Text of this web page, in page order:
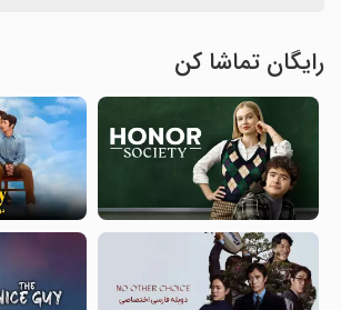
رایگان تماشا کن